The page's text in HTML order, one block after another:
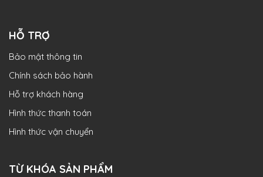
HỖ TRỢ
Bảo mật thông tin
Chính sách bảo hành
Hỗ trợ khách hàng
Hình thức thanh toán
Hình thức vận chuyển
TỪ KHÓA SẢN PHẨM